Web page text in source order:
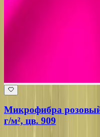
Микрофибра
г/м², цв. 909